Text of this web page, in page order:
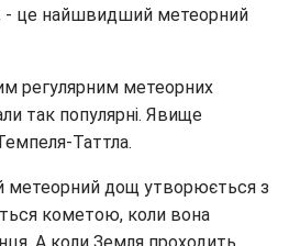
- це найшвидший метеорний
регулярним метеорних
так популярні. Явище
Таттла.
метеорний дощ утворюється з
кометою, коли вона